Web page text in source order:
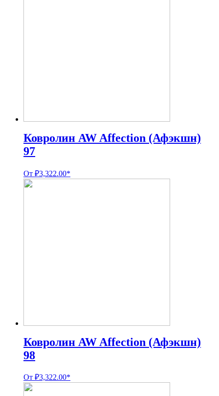
Ковролин AW Affection (Афэкшн)
97
От ₽3,322.00*
Ковролин AW Affection (Афэкшн)
98
От ₽3,322.00*